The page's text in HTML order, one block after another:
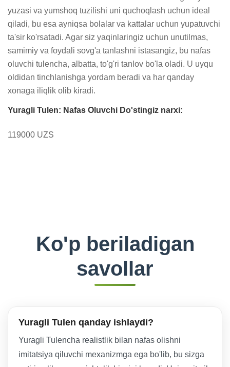
yuzasi va yumshoq tuzilishi uni quchoqlash uchun ideal
qiladi, bu esa ayniqsa bolalar va kattalar uchun yupatuvchi
ta'sir ko'rsatadi. Agar siz yaqinlaringiz uchun unutilmas,
samimiy va foydali sovg'a tanlashni istasangiz, bu nafas
oluvchi tulencha, albatta, to'g'ri tanlov bo'la oladi. U uyqu
oldidan tinchlanishga yordam beradi va har qanday
xonaga iliqlik olib kiradi.
Yuragli Tulen: Nafas Oluvchi Do'stingiz narxi:
119000 UZS
Ko'p beriladigan
savollar
Yuragli Tulen qanday ishlaydi?
Yuragli Tulencha realistlik bilan nafas olishni
imitatsiya qiluvchi mexanizmga ega bo'lib, bu sizga